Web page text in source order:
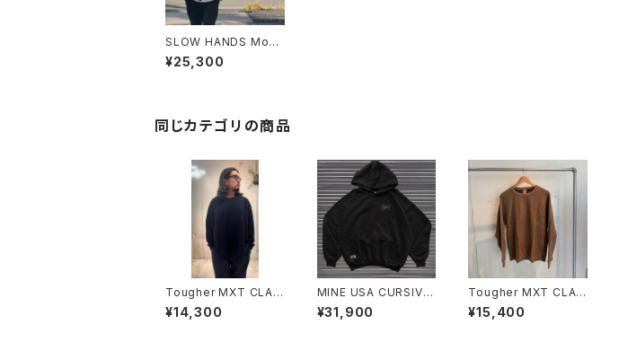
SLOW HANDS Moha
ir regimental stripe
cardigan
¥25,300
同じカテゴリの商品
Tougher MXT CLAS
SIC L/S TEE (SOLID
BLANK)
¥14,300
MINE USA CURSIVE
SIGN ST HD 16oz
¥31,900
Tougher MXT CLAS
SIC L/S TEE (CHEMI
CAL BLANK)
¥15,400